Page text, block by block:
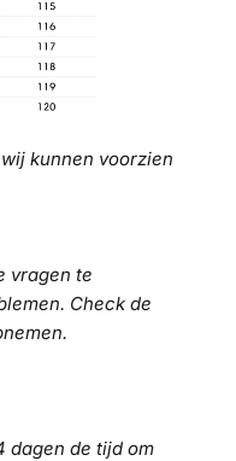
kunnen voorzien
vragen te
Check de
dagen de tijd om